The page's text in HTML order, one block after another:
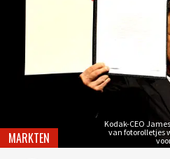
Kodak-CEO
van fotorolletjes
MARKTEN